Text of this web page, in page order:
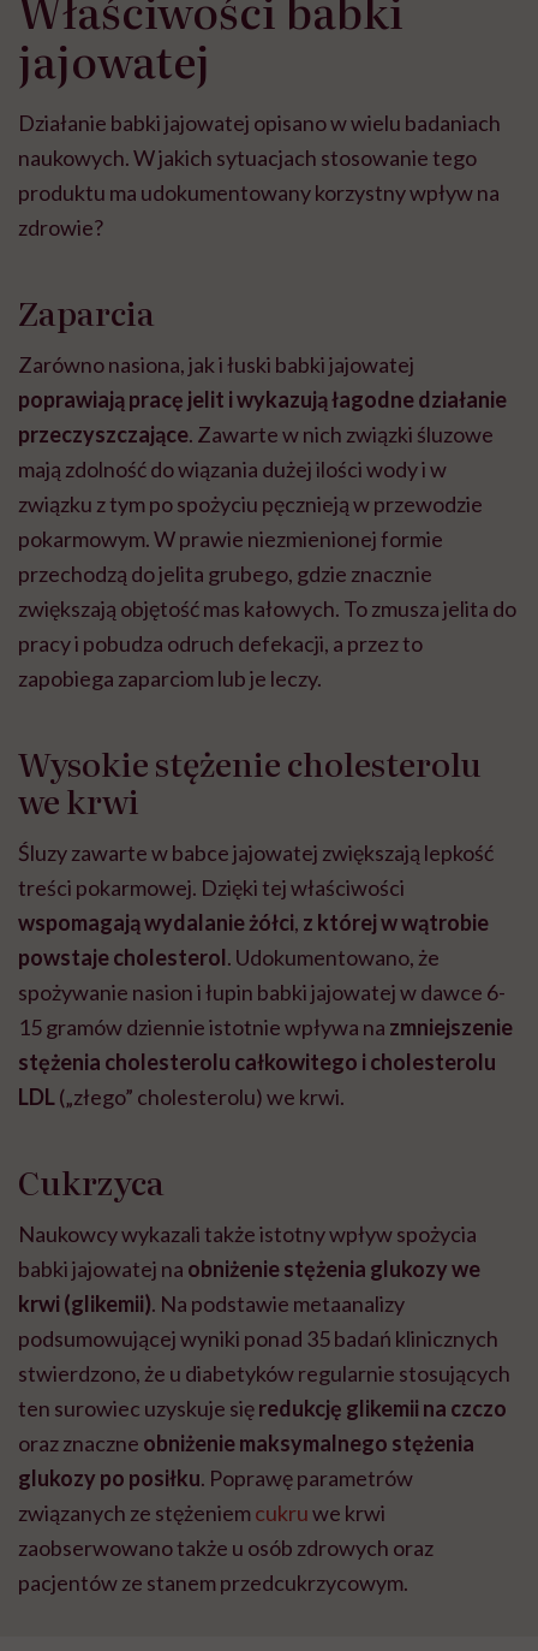
jajowatej
Działanie babki jajowatej opisano w wielu badaniach
naukowych. W jakich sytuacjach stosowanie tego
produktu ma udokumentowany korzystny wpływ na
zdrowie?
Zaparcia
Zarówno nasiona, jak i łuski babki jajowatej
poprawiają pracę jelit i wykazują łagodne działanie
przeczyszczające. Zawarte w nich związki śluzowe
mają zdolność do wiązania dużej ilości wody i w
związku z tym po spożyciu pęcznieją w przewodzie
pokarmowym. W prawie niezmienionej formie
przechodzą do jelita grubego, gdzie znacznie
zwiększają objętość mas kałowych. To zmusza jelita do
pracy i pobudza odruch defekacji, a przez to
zapobiega zaparciom lub je leczy.
Wysokie stężenie cholesterolu
we krwi
Śluzy zawarte w babce jajowatej zwiększają lepkość
treści pokarmowej. Dzięki tej właściwości
wspomagają wydalanie żółci, z której w wątrobie
powstaje cholesterol. Udokumentowano, że
spożywanie nasion i łupin babki jajowatej w dawce 6-
15 gramów dziennie istotnie wpływa na zmniejszenie
stężenia cholesterolu całkowitego i cholesterolu
LDL(„złego” cholesterolu) we krwi.
Cukrzyca
Naukowcy wykazali także istotny wpływ spożycia
babki jajowatej na obniżenie stężenia glukozy we
krwi (glikemii). Na podstawie metaanalizy
podsumowującej wyniki ponad 35 badań klinicznych
stwierdzono, że u diabetyków regularnie stosujących
ten surowiec uzyskuje sięredukcję glikemii na czczo
oraz znaczne obniżenie maksymalnego stężenia
glukozy po posiłku. Poprawę parametrów
związanych ze stężeniemcukruwe krwi
zaobserwowano także u osób zdrowych oraz
pacjentów ze stanem przedcukrzycowym.